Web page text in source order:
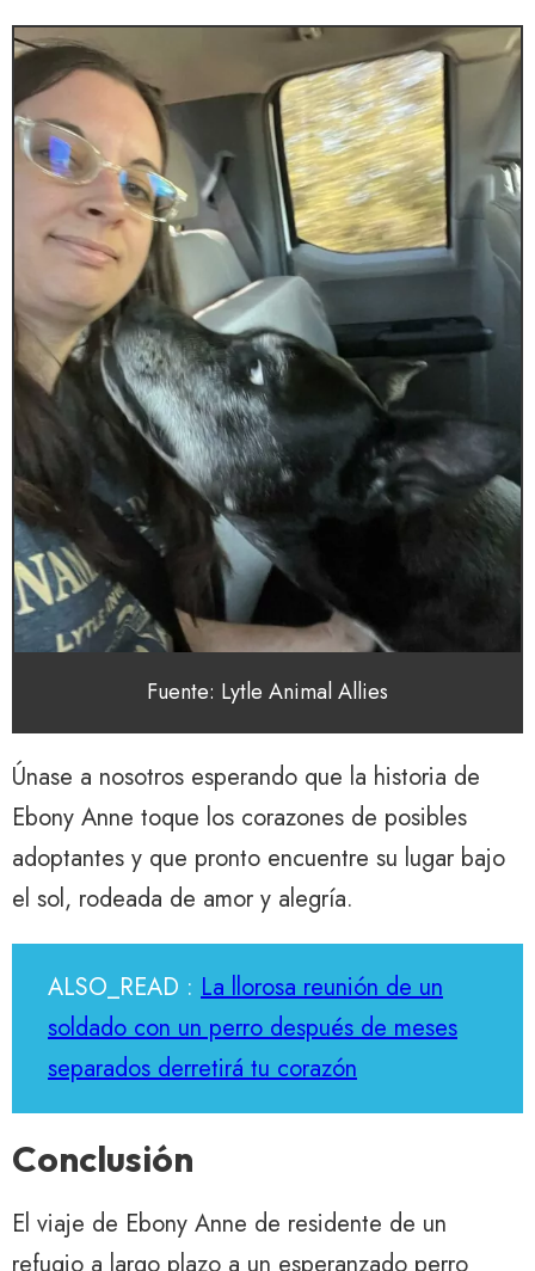
Fuente: Lytle Animal Allies
Únase a nosotros esperando que la historia de
Ebony Anne toque los corazones de posibles
adoptantes y que pronto encuentre su lugar bajo
el sol, rodeada de amor y alegría.
ALSO_READ : La llorosa reunión de un
soldado con un perro después de meses
separados derretirá tu corazón
Conclusión
El viaje de Ebony Anne de residente de un